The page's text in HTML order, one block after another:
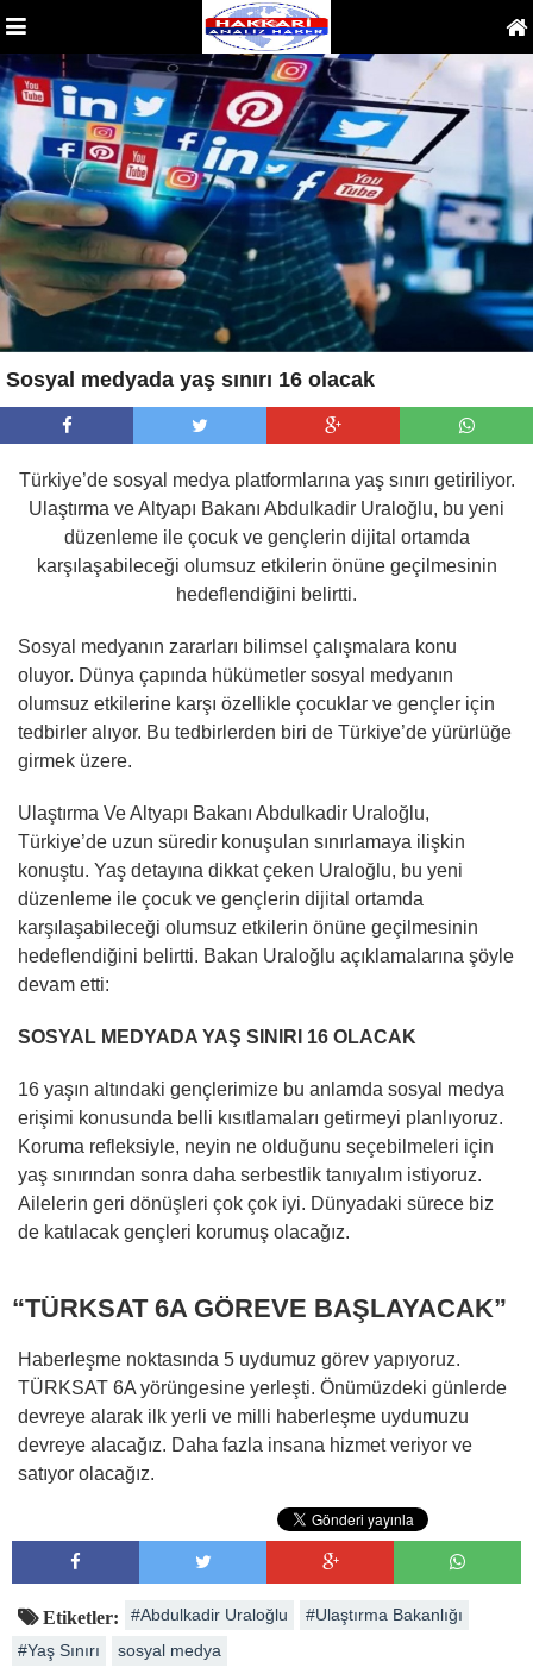
Sosyal medyada yaş sınırı 16 olacak
Türkiye’de sosyal medya platformlarına yaş sınırı getiriliyor.
Ulaştırma ve Altyapı Bakanı Abdulkadir Uraloğlu, bu yeni
düzenleme ile çocuk ve gençlerin dijital ortamda
karşılaşabileceği olumsuz etkilerin önüne geçilmesinin
hedeflendiğini belirtti.
Sosyal medyanın zararları bilimsel çalışmalara konu
oluyor. Dünya çapında hükümetler sosyal medyanın
olumsuz etkilerine karşı özellikle çocuklar ve gençler için
tedbirler alıyor. Bu tedbirlerden biri de Türkiye’de yürürlüğe
girmek üzere.
Ulaştırma Ve Altyapı Bakanı Abdulkadir Uraloğlu,
Türkiye’de uzun süredir konuşulan sınırlamaya ilişkin
konuştu. Yaş detayına dikkat çeken Uraloğlu, bu yeni
düzenleme ile çocuk ve gençlerin dijital ortamda
karşılaşabileceği olumsuz etkilerin önüne geçilmesinin
hedeflendiğini belirtti. Bakan Uraloğlu açıklamalarına şöyle
devam etti:
SOSYAL MEDYADA YAŞ SINIRI 16 OLACAK
16 yaşın altındaki gençlerimize bu anlamda sosyal medya
erişimi konusunda belli kısıtlamaları getirmeyi planlıyoruz.
Koruma refleksiyle, neyin ne olduğunu seçebilmeleri için
yaş sınırından sonra daha serbestlik tanıyalım istiyoruz.
Ailelerin geri dönüşleri çok çok iyi. Dünyadaki sürece biz
de katılacak gençleri korumuş olacağız.
“TÜRKSAT 6A GÖREVE BAŞLAYACAK”
Haberleşme noktasında 5 uydumuz görev yapıyoruz.
TÜRKSAT 6A yörüngesine yerleşti. Önümüzdeki günlerde
devreye alarak ilk yerli ve milli haberleşme uydumuzu
devreye alacağız. Daha fazla insana hizmet veriyor ve
satıyor olacağız.
Etiketler: #Abdulkadir Uraloğlu
#Ulaştırma Bakanlığı
#Yaş Sınırı
sosyal medya